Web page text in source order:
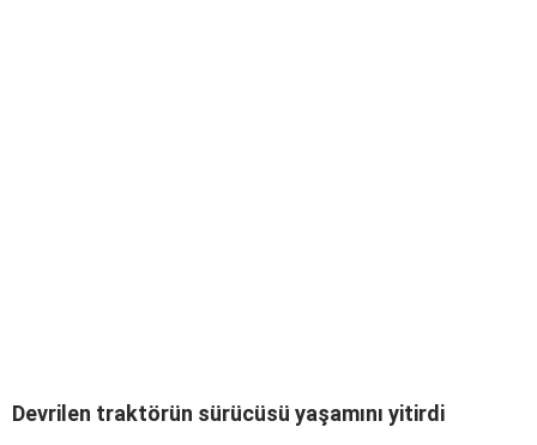
Devrilen traktörün sürücüsü yaşamını yitirdi